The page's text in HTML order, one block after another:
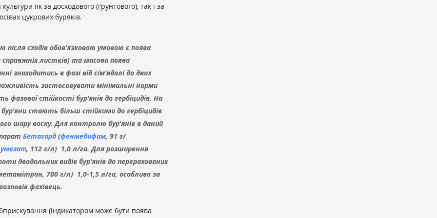
як за досходового (ґрунтового), так і за
цукрових буряків.
сходів обов’язковою умовою є поява
листків) та масова поява
знаходитись в фазі від сім’ядолі до двох
застосовувати мінімальні норми
фазової стійкості бур’янів до гербіцидів. На
стають більш стійкими до гербіцидів
шару воску. Для контролю бур’янів в даний
Бетагард (фенмедифам, 91 г/
, 112 г/л) 1,0 л/га. Для розширення
дводольних видів бур’янів до перерахованих
700 г/л) 1,0-1,5 л/га, особливо за
фахівець.
(індикатором може бути поява